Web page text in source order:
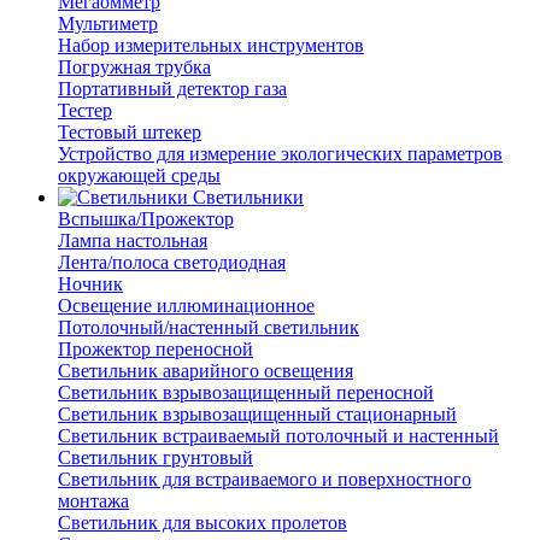
Мультиметр
Набор измерительных инструментов
Погружная трубка
Портативный детектор газа
Тестер
Тестовый штекер
Устройство для измерение экологических параметров
окружающей среды
Светильники
Вспышка/Прожектор
Лампа настольная
Лента/полоса светодиодная
Ночник
Освещение иллюминационное
Потолочный/настенный светильник
Прожектор переносной
Светильник аварийного освещения
Светильник взрывозащищенный переносной
Светильник взрывозащищенный стационарный
Светильник встраиваемый потолочный и настенный
Светильник грунтовый
Светильник для встраиваемого и поверхностного
монтажа
Светильник для высоких пролетов